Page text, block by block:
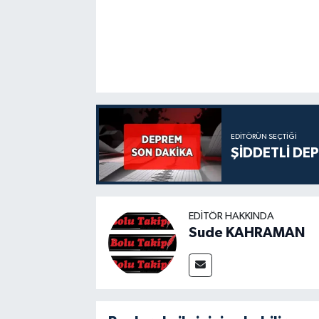
EDITÖRÜN SEÇTIĞI
ŞİDDETLİ
EDITÖR HAKKINDA
Sude KAHRAMAN